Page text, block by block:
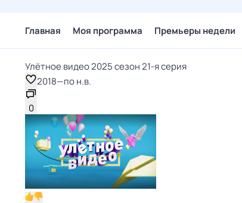
Главная Моя программа Премьеры недели
Улётное видео 2025 сезон 21-я серия
2018—по н.в.
0